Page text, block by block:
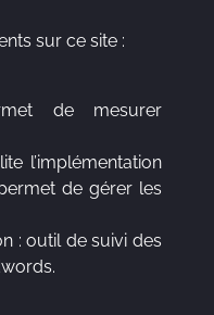
sur ce site :
de mesurer
l’implémentation
de gérer les
: outil de suivi des